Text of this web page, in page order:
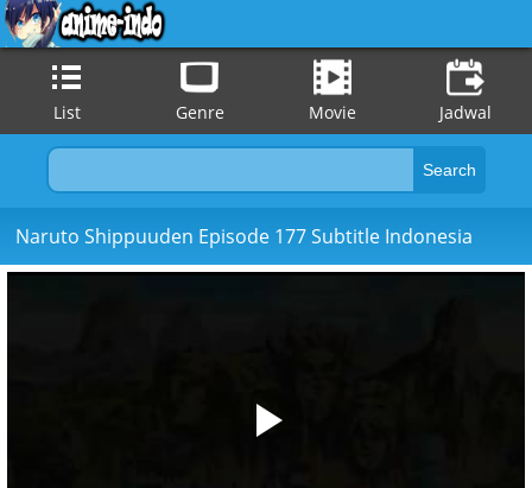
List Genre Movie Jadwal
Naruto Shippuuden Episode 177 Subtitle Indonesia